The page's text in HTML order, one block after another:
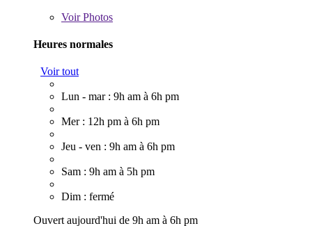
VoirPhotos
Heures normales
Voir tout
Lun - mar : 9h am à 6h pm
Mer : 12h pm à 6h pm
Jeu - ven : 9h am à 6h pm
Sam : 9h am à 5h pm
Dim : fermé
Ouvert aujourd'hui de 9h am à 6h pm